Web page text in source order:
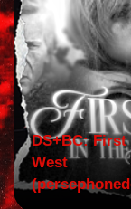
DS+BC: First
West